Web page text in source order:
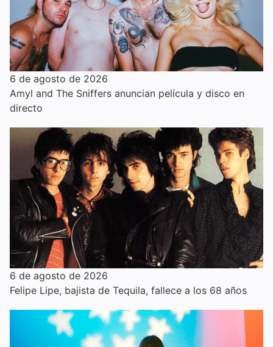
6 de agosto de 2026
Amyl and The Sniffers anuncian película y disco en
directo
6 de agosto de 2026
Felipe Lipe, bajista de Tequila, fallece a los 68 años